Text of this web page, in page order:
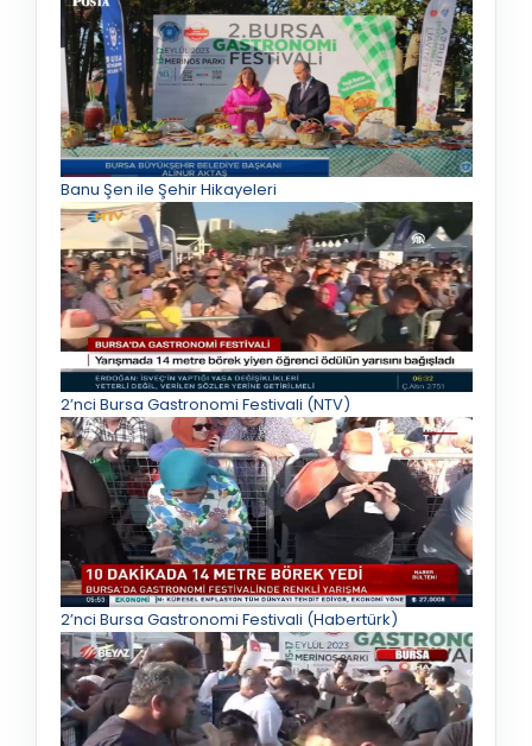
Banu Şen ile Şehir Hikayeleri
2’nci Bursa Gastronomi Festivali (NTV)
2’nci Bursa Gastronomi Festivali (Habertürk)